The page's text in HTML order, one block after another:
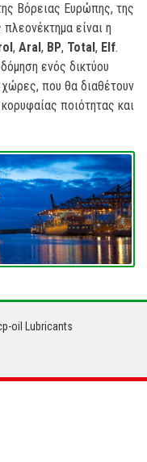
Βόρειας Ευρώπης, της
είναι η
, Aral, BP, Total, Elf.
ενός δικτύου
που θα διαθέτουν
ποιότητας και
oil Lubricants